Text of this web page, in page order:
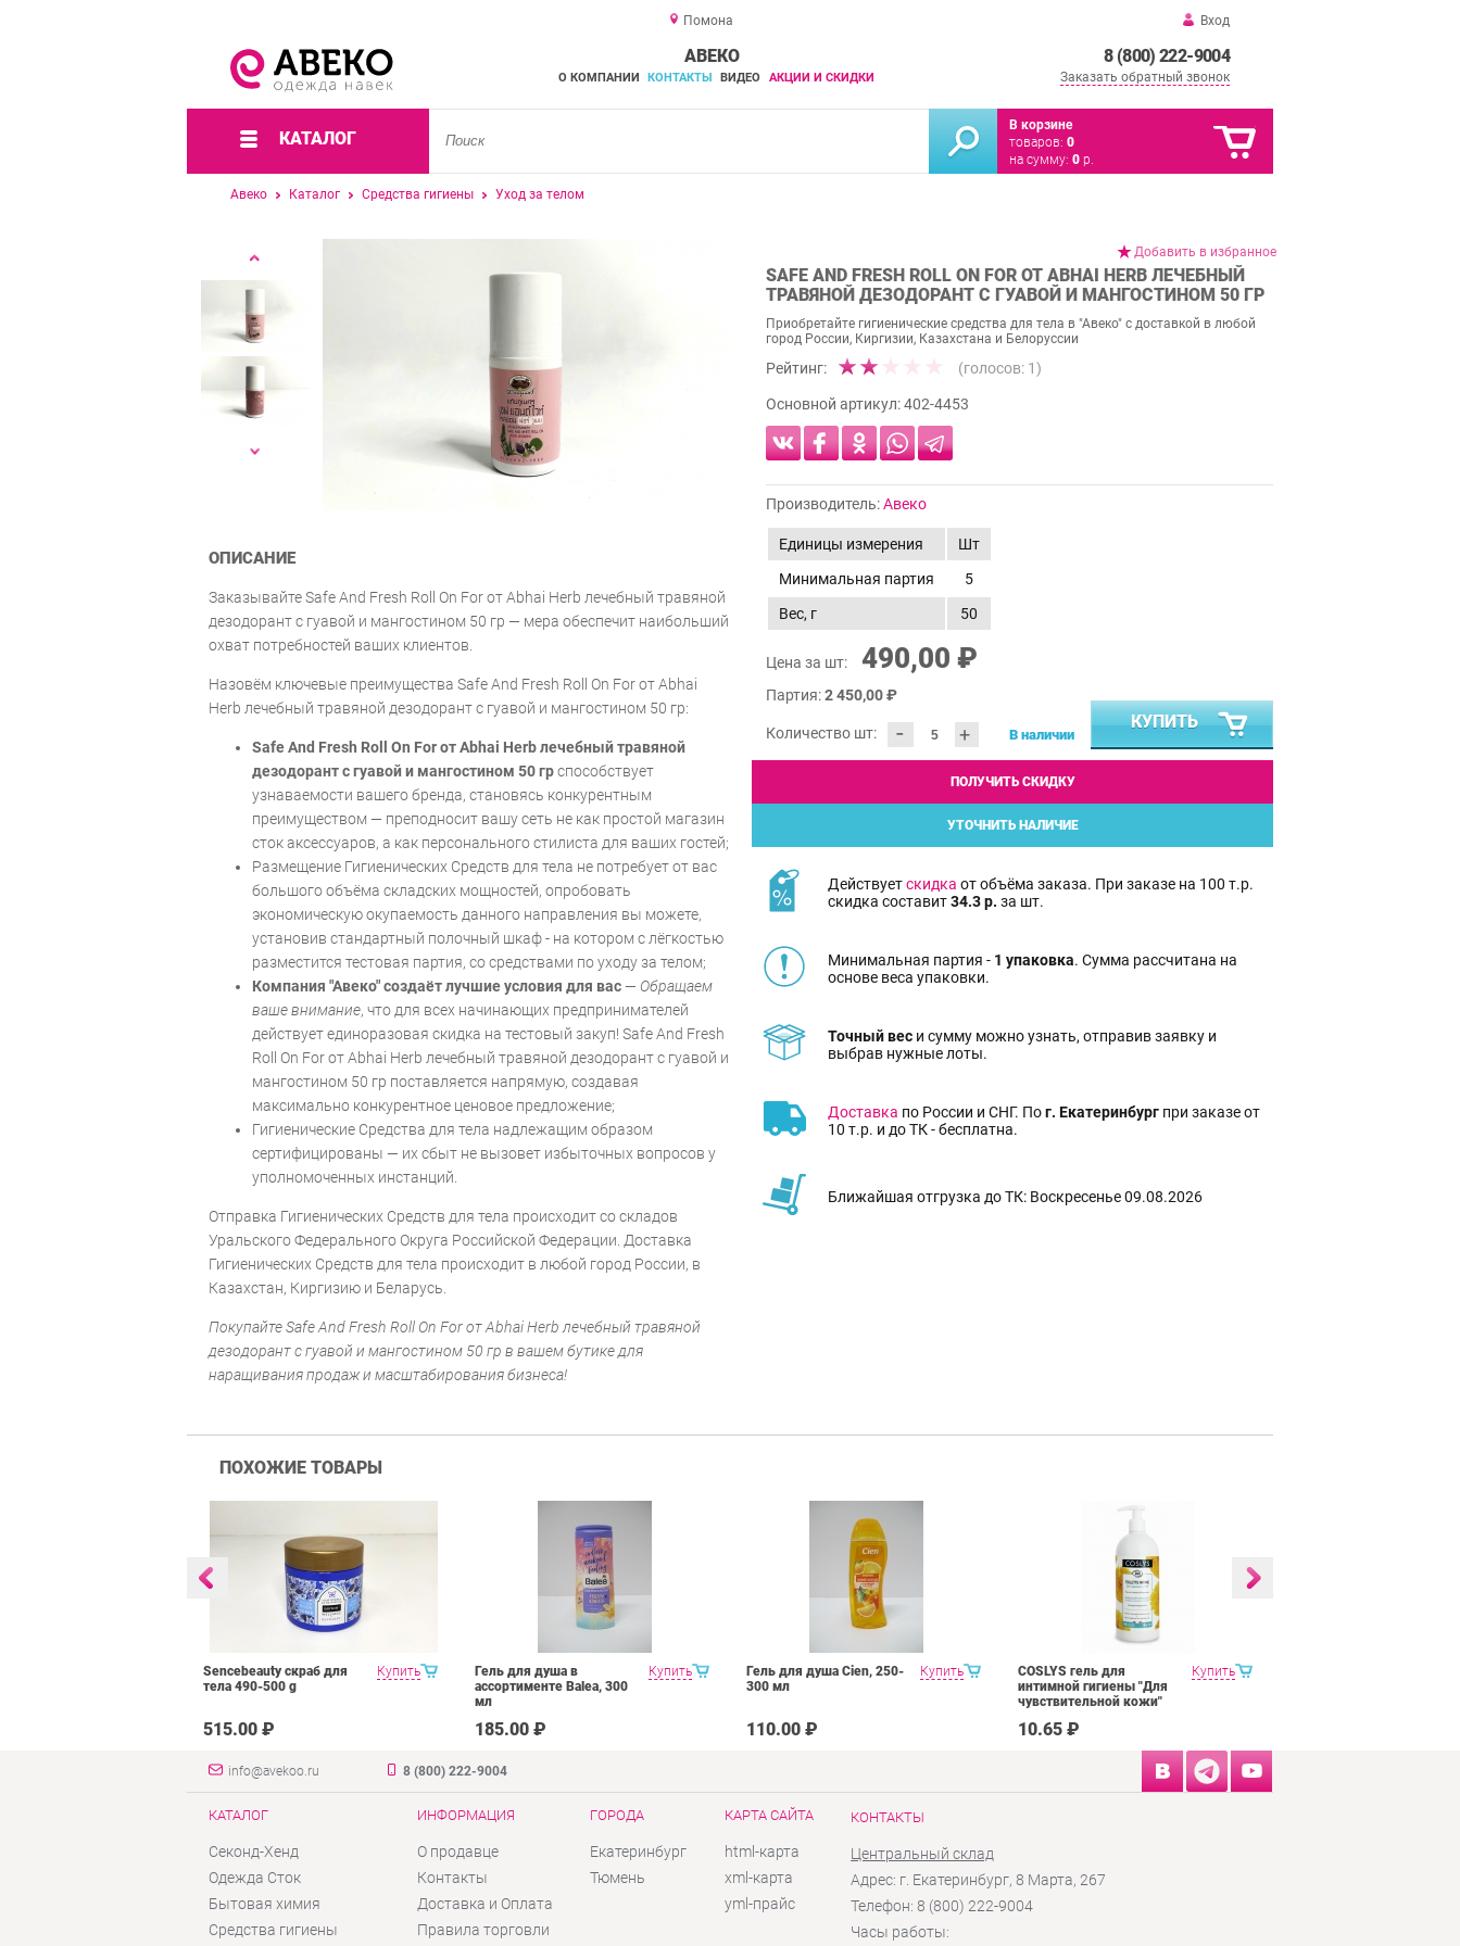
Помона Вход
8 (800) 222-9004
Заказать обратный звонок
АВЕКО
О КОМПАНИИ КОНТАКТЫ ВИДЕО АКЦИИ И СКИДКИ
КАТАЛОГ
В корзине
товаров: 0
на сумму: 0 р.
Авеко Каталог Средства гигиены Уход за телом
Добавить в избранное
SAFE AND FRESH ROLL ON FOR ОТ ABHAI HERB ЛЕЧЕБНЫЙ
ТРАВЯНОЙ ДЕЗОДОРАНТ С ГУАВОЙ И МАНГОСТИНОМ 50 ГР
Приобретайте гигиенические средства для тела в "Авеко" с доставкой в любой
город России, Киргизии, Казахстана и Белоруссии
Рейтинг: (голосов: 1)
Основной артикул:402-4453
Производитель:Авеко
Единицы измерения
Шт
Минимальная партия
5
Вес, г
50
Цена за шт: 490,00 ₽
Партия:2 450,00 ₽
Количество шт: - + В наличии
КУПИТЬ
ПОЛУЧИТЬ СКИДКУ
УТОЧНИТЬ НАЛИЧИЕ
Действуетскидка от объёма заказа. При заказе на 100 т.р.
скидка составит34.3 р. за шт.
Минимальная партия - 1 упаковка. Сумма рассчитана на
основе веса упаковки.
Точный вес и сумму можно узнать, отправив заявку и
выбрав нужные лоты.
Доставка по России и СНГ. Пог. Екатеринбург при заказе от
10 т.р. и до ТК - бесплатна.
Ближайшая отгрузка до ТК: Воскресенье 09.08.2026
ОПИСАНИЕ
Заказывайте Safe And Fresh Roll On For от Abhai Herb лечебный травяной
дезодорант с гуавой и мангостином 50 гр — мера обеспечит наибольший
охват потребностей ваших клиентов.
Назовём ключевые преимущества Safe And Fresh Roll On For от Abhai
Herb лечебный травяной дезодорант с гуавой и мангостином 50 гр:
Safe And Fresh Roll On For от Abhai Herb лечебный травяной
дезодорант с гуавой и мангостином 50 грспособствует
узнаваемости вашего бренда, становясь конкурентным
преимуществом — преподносит вашу сеть не как простой магазин
сток аксессуаров, а как персонального стилиста для ваших гостей;
Размещение Гигиенических Средств для тела не потребует от вас
большого объёма складских мощностей, опробовать
экономическую окупаемость данного направления вы можете,
установив стандартный полочный шкаф - на котором с лёгкостью
разместится тестовая партия, со средствами по уходу за телом;
Компания "Авеко" создаёт лучшие условия для вас — Обращаем
ваше внимание, что для всех начинающих предпринимателей
действует единоразовая скидка на тестовый закуп! Safe And Fresh
Roll On For от Abhai Herb лечебный травяной дезодорант с гуавой и
мангостином 50 гр поставляется напрямую, создавая
максимально конкурентное ценовое предложение;
Гигиенические Средства для тела надлежащим образом
сертифицированы — их сбыт не вызовет избыточных вопросов у
уполномоченных инстанций.
Отправка Гигиенических Средств для тела происходит со складов
Уральского Федерального Округа Российской Федерации. Доставка
Гигиенических Средств для тела происходит в любой город России, в
Казахстан, Киргизию и Беларусь.
Покупайте Safe And Fresh Roll On For от Abhai Herb лечебный травяной
дезодорант с гуавой и мангостином 50 гр в вашем бутике для
наращивания продаж и масштабирования бизнеса!
ПОХОЖИЕ ТОВАРЫ
Купить
Sencebeauty скраб для
тела 490-500 g
515.00 ₽
Купить
Гель для душа в
ассортименте Balea, 300
мл
185.00 ₽
Купить
Гель для душа Cien, 250-
300 мл
110.00 ₽
Купить
COSLYS гель для
интимной гигиены "Для
чувствительной кожи"
10.65 ₽
info@avekoo.ru 8 (800) 222-9004
КАТАЛОГ
Секонд-Хенд
Одежда Сток
Бытовая химия
Средства гигиены
ИНФОРМАЦИЯ
О продавце
Контакты
Доставка и Оплата
Правила торговли
ГОРОДА
Екатеринбург
Тюмень
КАРТА САЙТА
html-карта
xml-карта
yml-прайс
КОНТАКТЫ
Центральный склад
Адрес: г. Екатеринбург, 8 Марта, 267
Телефон: 8 (800) 222-9004
Часы работы: